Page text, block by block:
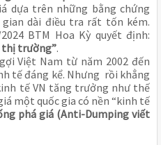
dựa trên những bằng chứng
dài điều tra rất tốn kém.
BTM Hoa Kỳ quyết định:
thị trường”.
Việt Nam từ năm 2002 đến
tế đáng kể. Nhưng rồi khẳng
tế VN tăng trưởng như thế
một quốc gia có nền “kinh tế
phá giá (Anti-Dumping viết